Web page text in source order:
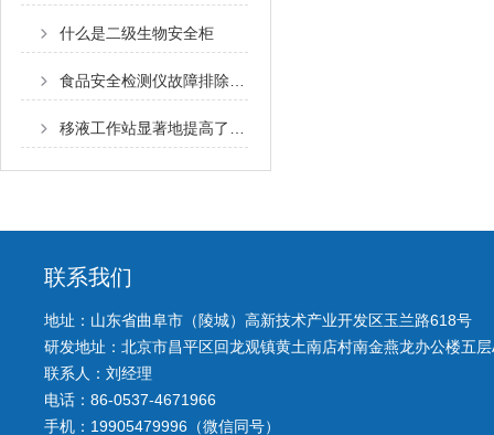
什么是二级生物安全柜
联系我们
地址：山东省曲阜市（陵城）高新技术产业开发区玉兰路618号
研发地址：北京市昌平区回龙观镇黄土南店村南金燕龙办公楼五
联系人：刘经理
电话：86-0537-4671966
手机：19905479996（微信同号）